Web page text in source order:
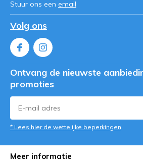
Stuur ons een email
Volg ons
Ontvang de nieuwste
promoties
* Lees hier de wettelijke beperkingen
Meer informatie